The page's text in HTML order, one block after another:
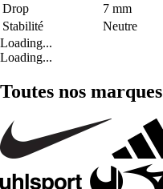
Drop
7 mm
Stabilité
Neutre
Loading...
Loading...
Toutes nos marques